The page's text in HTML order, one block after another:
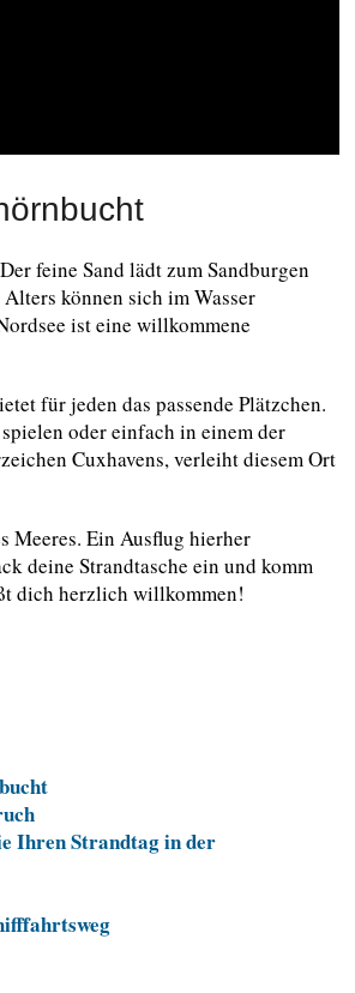
feine Sand lädt zum Sandburgen
können sich im Wasser
ist eine willkommene
für jeden das passende Plätzchen.
oder einfach in einem der
Cuxhavens, verleiht diesem Ort
Meeres. Ein Ausflug hierher
deine Strandtasche ein und komm
dich herzlich willkommen!
Ihren Strandtag in der